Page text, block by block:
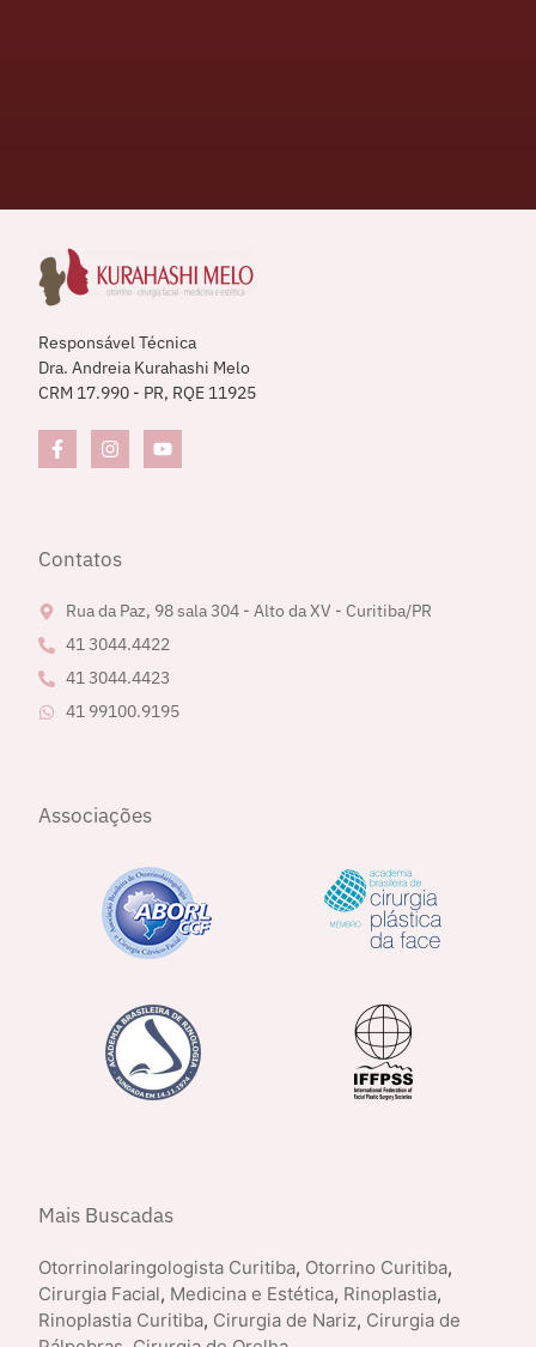
Responsável Técnica
Dra. Andreia Kurahashi Melo
CRM 17.990 - PR, RQE 11925
Contatos
Rua da Paz, 98 sala 304 - Alto da XV - Curitiba/PR
41 3044.4422
41 3044.4423
41 99100.9195
Associações
Mais Buscadas
Otorrinolaringologista Curitiba, Otorrino Curitiba,
Cirurgia Facial, Medicina e Estética, Rinoplastia,
Rinoplastia Curitiba, Cirurgia de Nariz, Cirurgia de